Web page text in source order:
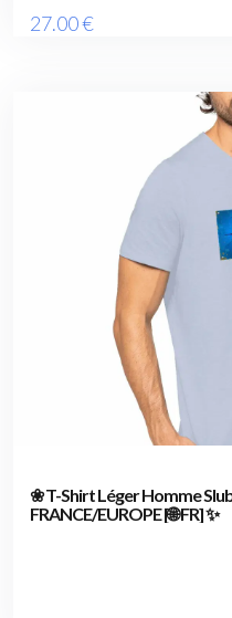
27.00€
❀ T-Shirt Léger Homme
FRANCE/EUROPE [🌐 FR] ✨